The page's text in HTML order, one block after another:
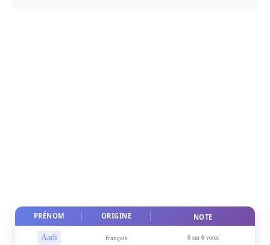
PRÉNOM ORIGINE NOTE
Aadi français 0 sur 0 votes